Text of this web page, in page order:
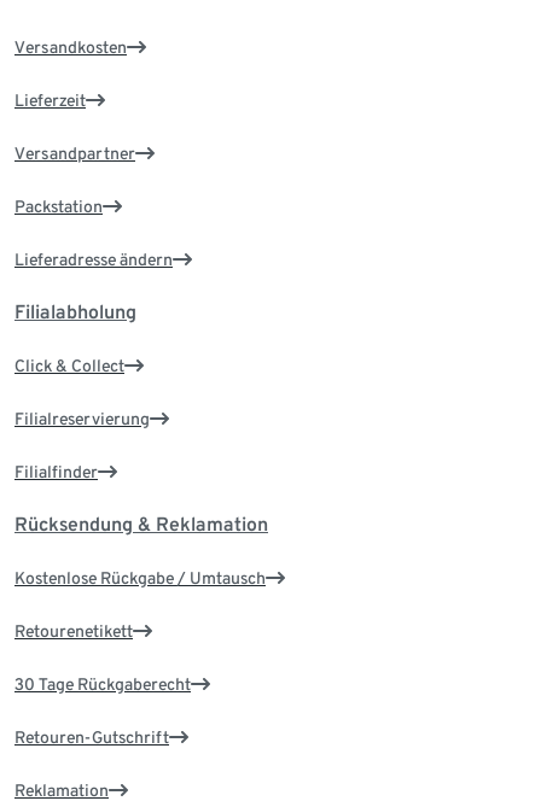
Versandkosten
Lieferzeit
Versandpartner
Packstation
Lieferadresse ändern
Filialabholung
Click & Collect
Filialreservierung
Filialfinder
Rücksendung & Reklamation
Kostenlose Rückgabe / Umtausch
Retourenetikett
30 Tage Rückgaberecht
Retouren-Gutschrift
Reklamation